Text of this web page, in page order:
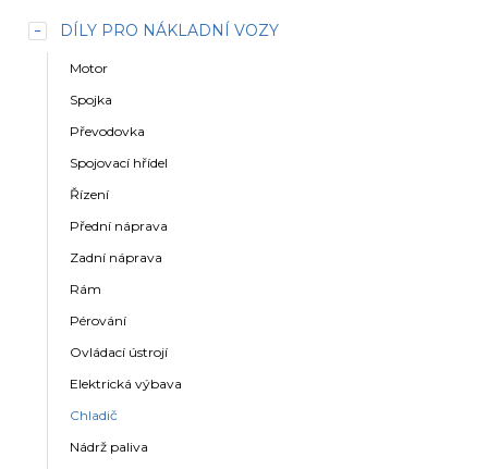
DÍLY PRO NÁKLADNÍ VOZY
Motor
Spojka
Převodovka
Spojovací hřídel
Řízení
Přední náprava
Zadní náprava
Rám
Pérování
Ovládací ústrojí
Elektrická výbava
Chladič
Nádrž paliva